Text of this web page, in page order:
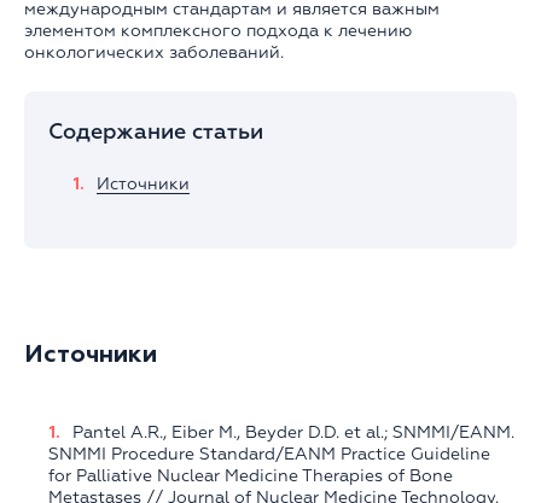
международным стандартам и является важным
элементом комплексного подхода к лечению
онкологических заболеваний.
Содержание статьи
Источники
Источники
Pantel A.R., Eiber M., Beyder D.D. et al.; SNMMI/EANM.
SNMMI Procedure Standard/EANM Practice Guideline
for Palliative Nuclear Medicine Therapies of Bone
Metastases // Journal of Nuclear Medicine Technology.